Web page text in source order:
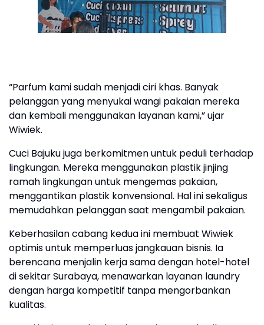
“Parfum kami sudah menjadi ciri khas. Banyak
pelanggan yang menyukai wangi pakaian mereka
dan kembali menggunakan layanan kami,” ujar
Wiwiek.
Cuci Bajuku juga berkomitmen untuk peduli terhadap
lingkungan. Mereka menggunakan plastik jinjing
ramah lingkungan untuk mengemas pakaian,
menggantikan plastik konvensional. Hal ini sekaligus
memudahkan pelanggan saat mengambil pakaian.
Keberhasilan cabang kedua ini membuat Wiwiek
optimis untuk memperluas jangkauan bisnis. Ia
berencana menjalin kerja sama dengan hotel-hotel
di sekitar Surabaya, menawarkan layanan laundry
dengan harga kompetitif tanpa mengorbankan
kualitas.